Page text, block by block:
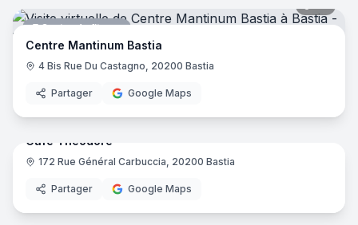
Toga - Rent a car- Bastia
Le Bistrot du Marché
osl-corsica - Bastia
Laforêt Bastia - Bastia
Energy Store - Bastia- Bastia
Bijouterie u2 - Bastia- Bastia
Centre de fitness
Centre Mantinum Bastia
4 Bis Rue Du Castagno, 20200 Bastia
Partager Google Maps
Café
Café Théodore
172 Rue Général Carbuccia, 20200 Bastia
Partager Google Maps
12